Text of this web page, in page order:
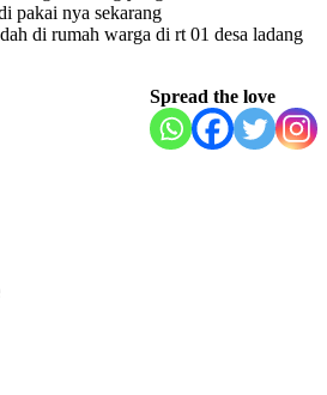
pakai nya sekarang
di rumah warga di rt 01 desa ladang
Spread the love